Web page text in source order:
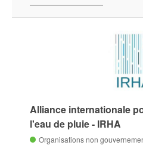
Alliance internationale
l'eau de pluie - IRHA
Organisations non